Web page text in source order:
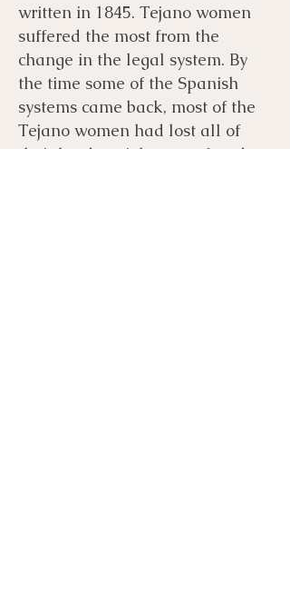
written in 1845. Tejano women
suffered the most from the
change in the legal system. By
the time some of the Spanish
systems came back, most of the
Tejano women had lost all of
their land to violence or fraud.